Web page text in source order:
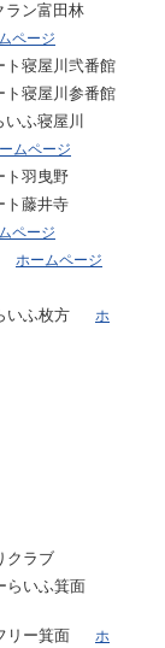
ン富田林
ページ
寝屋川弐番館
寝屋川参番館
ふ寝屋川
ムページ
羽曳野
藤井寺
ページ
ホームページ
いふ枚方
ホ
クラブ
らいふ箕面
リー箕面
ホ